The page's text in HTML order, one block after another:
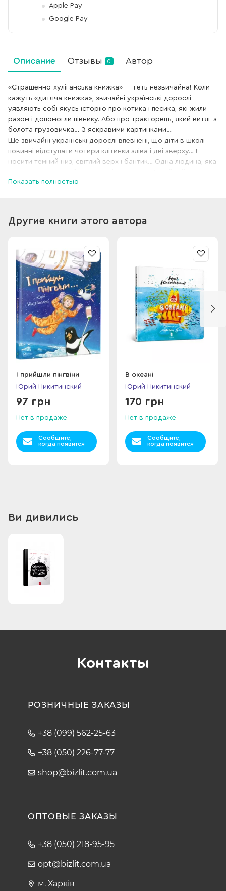
Apple Pay
Google Pay
Описание Отзывы 0 Автор
«Страшенно-хуліганська книжка» — геть незвичайна! Коли
кажуть «дитяча книжка», звичайні українські дорослі
уявляють собі якусь історію про котика і песика, які жили
разом і допомогли півнику. Або про тракторець, який витяг з
болота грузовичка… З яскравими картинками…
Ще звичайні українські дорослі впевнені, що діти в школі
повинні відступати чотири клітинки зліва і дві зверху… І
носити темний низ, світлий верх і бантик… Одна людина, яка
Європі — там люди таке цінують, бо розуміють, що саме на
написали страшенно-хулігансько, іронічно, абсурдно,
народних казок, Шарля Перро, братів Грімм, того... як його…
Храм... Хрум… Хармса й інших всіляких таких. По суті нічого
нового ми не вигадали.
Хіба що інших героїв, яких нам підкинув сьогоднішній день,
— це герої парковища, егоїсти, безкультурні люди, що
плюють як навколо себе, так і на всіх навколо. Якщо боїтеся
сміятися зі страшного та забули, як самі були дітьми, не
читайте цю книжку, а якщо випадково купили, то читайте під
ковдрою, в туалеті, в темному-темному кутку і в жодному
разі не давайте її дітям! Бо ви ж правильні дорослі, а не
якийсь халам-балам!
Показать полностью
Другие книги этого автора
І прийшли пінгвіни
Юрий Никитинский
97 грн
Нет в продаже
Сообщите,
когда появится
В океані
Юрий Никитинский
170 грн
Нет в продаже
Сообщите,
когда появится
Ви дивились
Контакты
РОЗНИЧНЫЕ ЗАКАЗЫ
+38 (099) 562-25-63
+38 (050) 226-77-77
shop@bizlit.com.ua
ОПТОВЫЕ ЗАКАЗЫ
+38 (050) 218-95-95
opt@bizlit.com.ua
м. Харків